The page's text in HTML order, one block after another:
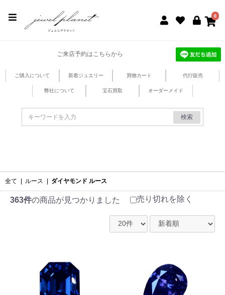
0
ご来店予約はこちらから
ご購入について 新着ジュエリー 買物カート 代行販売
弊社について 宝石買取 オーダーメイド
検索
全て ルース ダイヤモンド ルース
363件の商品が見つかりました 売り切れを除く